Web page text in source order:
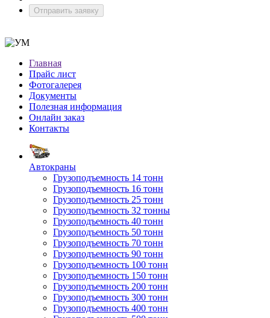
Отправить заявку
Главная
Прайс лист
Фотогалерея
Документы
Полезная информация
Онлайн заказ
Контакты
Автокраны
Грузоподъемность 14 тонн
Грузоподъемность 16 тонн
Грузоподъемность 25 тонн
Грузоподъемность 32 тонны
Грузоподъемность 40 тонн
Грузоподъемность 50 тонн
Грузоподъемность 70 тонн
Грузоподъемность 90 тонн
Грузоподъемность 100 тонн
Грузоподъемность 150 тонн
Грузоподъемность 200 тонн
Грузоподъемность 300 тонн
Грузоподъемность 400 тонн